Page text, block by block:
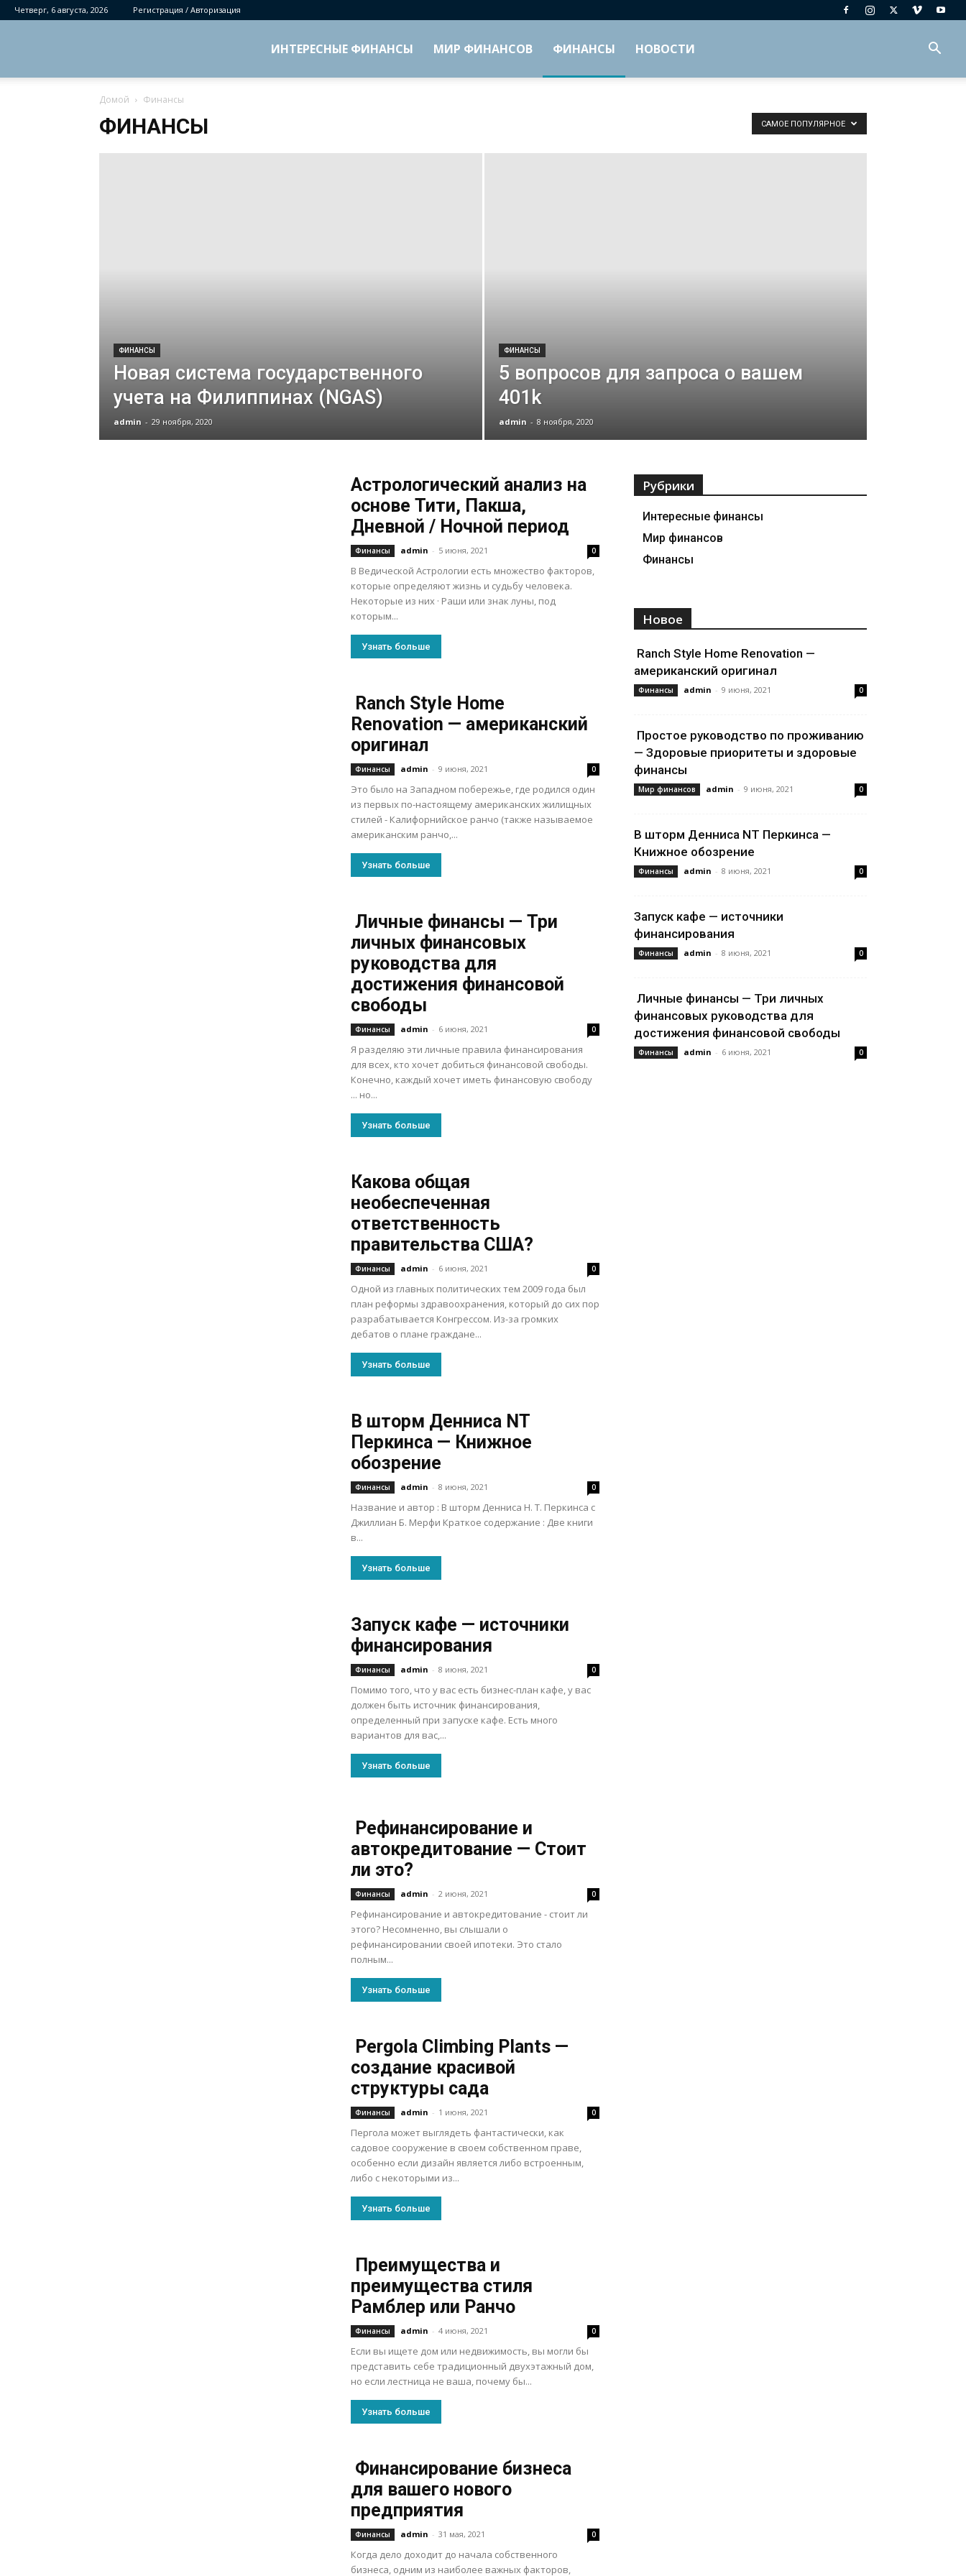
Четверг, 6 августа, 2026 Регистрация / Авторизация
ИНТЕРЕСНЫЕ ФИНАНСЫ МИР ФИНАНСОВ ФИНАНСЫ НОВОСТИ
Домой Финансы
ФИНАНСЫ САМОЕ ПОПУЛЯРНОЕ
ФИНАНСЫ
Новая система государственного
учета на Филиппинах (NGAS)
admin - 29 ноября, 2020
ФИНАНСЫ
5 вопросов для запроса о вашем
401k
admin - 8 ноября, 2020
Астрологический анализ на
основе Тити, Пакша,
Дневной / Ночной период
Финансы admin - 5 июня, 2021 0
В Ведической Астрологии есть множество факторов,
которые определяют жизнь и судьбу человека.
Некоторые из них · Раши или знак луны, под
которым...
Узнать больше
Ranch Style Home
Renovation — американский
оригинал
Финансы admin - 9 июня, 2021 0
Это было на Западном побережье, где родился один
из первых по-настоящему американских жилищных
стилей - Калифорнийское ранчо (также называемое
американским ранчо,...
Узнать больше
Личные финансы — Три
личных финансовых
руководства для
достижения финансовой
свободы
Финансы admin - 6 июня, 2021 0
Я разделяю эти личные правила финансирования
для всех, кто хочет добиться финансовой свободы.
Конечно, каждый хочет иметь финансовую свободу
... но...
Узнать больше
Какова общая
необеспеченная
ответственность
правительства США?
Финансы admin - 6 июня, 2021 0
Одной из главных политических тем 2009 года был
план реформы здравоохранения, который до сих пор
разрабатывается Конгрессом. Из-за громких
дебатов о плане граждане...
Узнать больше
В шторм Денниса NT
Перкинса — Книжное
обозрение
Финансы admin - 8 июня, 2021 0
Название и автор : В шторм Денниса Н. Т. Перкинса с
Джиллиан Б. Мерфи Краткое содержание : Две книги
в...
Узнать больше
Запуск кафе — источники
финансирования
Финансы admin - 8 июня, 2021 0
Помимо того, что у вас есть бизнес-план кафе, у вас
должен быть источник финансирования,
определенный при запуске кафе. Есть много
вариантов для вас,...
Узнать больше
Рефинансирование и
автокредитование — Стоит
ли это?
Финансы admin - 2 июня, 2021 0
Рефинансирование и автокредитование - стоит ли
этого? Несомненно, вы слышали о
рефинансировании своей ипотеки. Это стало
полным...
Узнать больше
Pergola Climbing Plants —
создание красивой
структуры сада
Финансы admin - 1 июня, 2021 0
Пергола может выглядеть фантастически, как
садовое сооружение в своем собственном праве,
особенно если дизайн является либо встроенным,
либо с некоторыми из...
Узнать больше
Преимущества и
преимущества стиля
Рамблер или Ранчо
Финансы admin - 4 июня, 2021 0
Если вы ищете дом или недвижимость, вы могли бы
представить себе традиционный двухэтажный дом,
но если лестница не ваша, почему бы...
Узнать больше
Финансирование бизнеса
для вашего нового
предприятия
Финансы admin - 31 мая, 2021 0
Когда дело доходит до начала собственного
бизнеса, одним из наиболее важных факторов,
Рубрики
Интересные финансы
Мир финансов
Финансы
Новое
Ranch Style Home Renovation —
американский оригинал
Финансы admin - 9 июня, 2021 0
Простое руководство по проживанию
— Здоровые приоритеты и здоровые
финансы
Мир финансов admin - 9 июня, 2021 0
В шторм Денниса NT Перкинса —
Книжное обозрение
Финансы admin - 8 июня, 2021 0
Запуск кафе — источники
финансирования
Финансы admin - 8 июня, 2021 0
Личные финансы — Три личных
финансовых руководства для
достижения финансовой свободы
Финансы admin - 6 июня, 2021 0